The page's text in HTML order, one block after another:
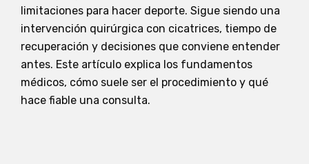
limitaciones para hacer deporte. Sigue siendo una
intervención quirúrgica con cicatrices, tiempo de
recuperación y decisiones que conviene entender
antes. Este artículo explica los fundamentos
médicos, cómo suele ser el procedimiento y qué
hace fiable una consulta.